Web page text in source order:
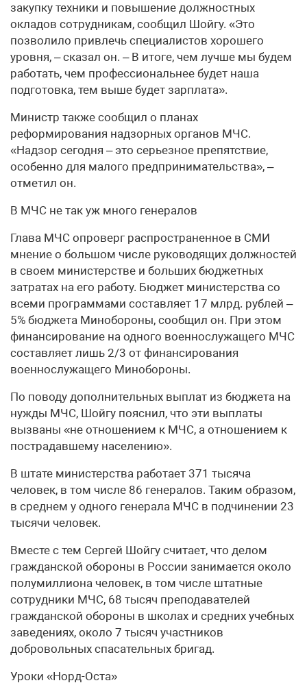
закупку техники и повышение должностных
окладов сотрудникам, сообщил Шойгу. «Это
позволило привлечь специалистов хорошего
уровня, – сказал он. – В итоге, чем лучше мы будем
работать, чем профессиональнее будет наша
подготовка, тем выше будет зарплата».
Министр также сообщил о планах
реформирования надзорных органов МЧС.
«Надзор сегодня – это серьезное препятствие,
особенно для малого предпринимательства», –
отметил он.
В МЧС не так уж много генералов
Глава МЧС опроверг распространенное в СМИ
мнение о большом числе руководящих должностей
в своем министерстве и больших бюджетных
затратах на его работу. Бюджет министерства со
всеми программами составляет 17 млрд. рублей –
5% бюджета Минобороны, сообщил он. При этом
финансирование на одного военнослужащего МЧС
составляет лишь 2/3 от финансирования
военнослужащего Минобороны.
По поводу дополнительных выплат из бюджета на
нужды МЧС, Шойгу пояснил, что эти выплаты
вызваны «не отношением к МЧС, а отношением к
пострадавшему населению».
В штате министерства работает 371 тысяча
человек, в том числе 86 генералов. Таким образом,
в среднем у одного генерала МЧС в подчинении 23
тысячи человек.
Вместе с тем Сергей Шойгу считает, что делом
гражданской обороны в России занимается около
полумиллиона человек, в том числе штатные
сотрудники МЧС, 68 тысяч преподавателей
гражданской обороны в школах и средних учебных
заведениях, около 7 тысяч участников
добровольных спасательных бригад.
Уроки «Норд-Оста»